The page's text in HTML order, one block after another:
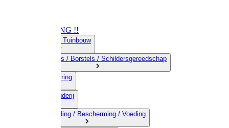
OPRUIMING !!
01) Land-& Tuinbouw
02) Bezems / Borstels / Schildersgereedschap
03) Afrastering
04) Veehouderij
05) Bestrijding / Bescherming / Voeding